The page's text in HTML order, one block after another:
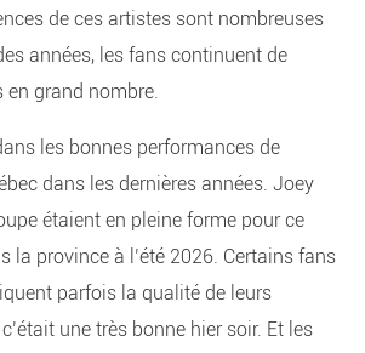
de ces artistes sont nombreuses
années, les fans continuent de
en grand nombre.
les bonnes performances de
dans les dernières années. Joey
étaient en pleine forme pour ce
la province à l’été 2026. Certains fans
parfois la qualité de leurs
une très bonne hier soir. Et les